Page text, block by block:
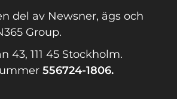
del av Newsner, ägs och
Group.
43, 111 45 Stockholm.
556724-1806.